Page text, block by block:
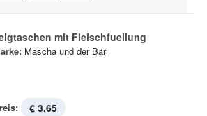
mit Fleischfuellung
Mascha und der Bär
€ 3,65